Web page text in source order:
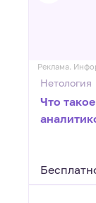
Реклама.
Нетология
Что